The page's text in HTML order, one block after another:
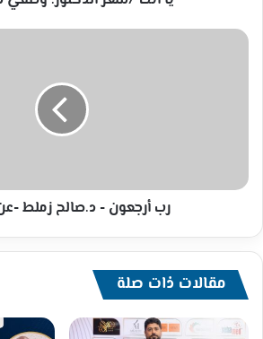
رب
رب أرجعون - د.صالح زملط -
مقالات ذات صلة